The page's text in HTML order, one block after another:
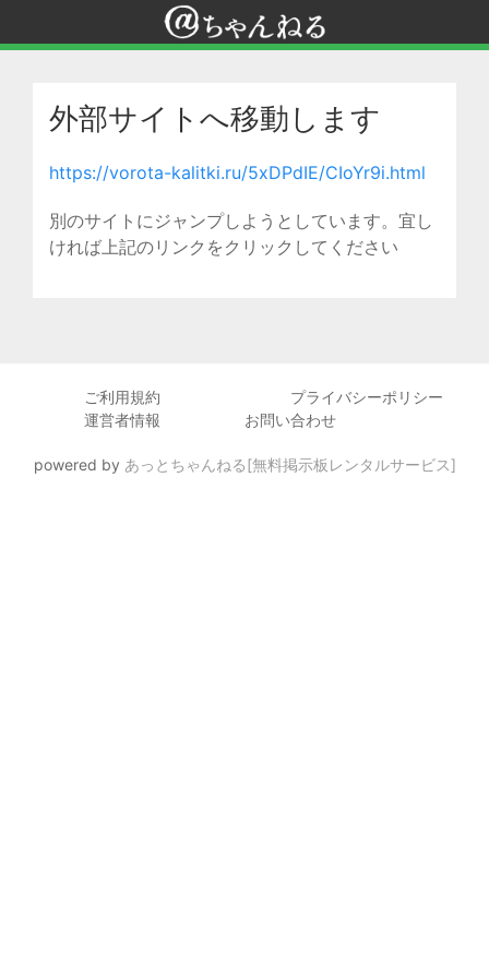
外部サイトへ移動します
https://vorota-kalitki.ru/5xDPdIE/CIoYr9i.html
別のサイトにジャンプしようとしています。宜し
ければ上記のリンクをクリックしてください
ご利用規約
プライバシーポリシー
運営者情報
お問い合わせ
powered by あっとちゃんねる[無料掲示板レンタルサービス]